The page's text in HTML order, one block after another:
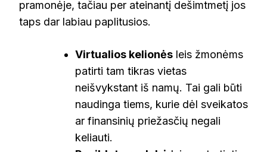
pramonėje, tačiau per ateinantį dešimtmetį jos
taps dar labiau paplitusios.
Virtualios kelionės leis žmonėms
patirti tam tikras vietas
neišvykstant iš namų. Tai gali būti
naudinga tiems, kurie dėl sveikatos
ar finansinių priežasčių negali
keliauti.